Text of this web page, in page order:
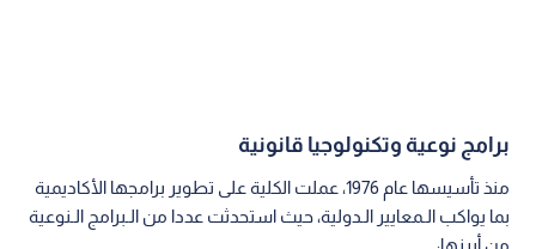
برامج نوعية وتكنولوجيا قانونية
منذ تأسيسها عام 1976، عملت الكلية على تطوير برامجها الأكاديمية
بما يواكب الـمعايير الـدولية، حيث استحدثت عددا من الـبرامج الـنوعية
من أبرزها: